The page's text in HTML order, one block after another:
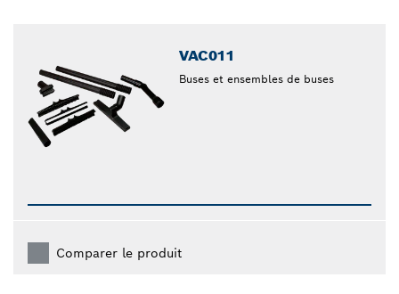
VAC011
Buses et ensembles de buses
Comparer le produit